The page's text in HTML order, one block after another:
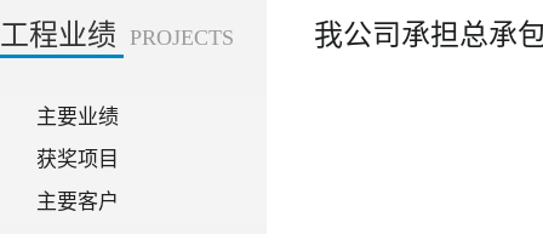
工程业绩 PROJECTS
主要业绩
获奖项目
主要客户
我公司承担总承